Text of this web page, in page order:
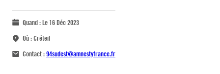
Quand :Le 16 Déc 2023
Où :Créteil
Contact :94sudest@amnestyfrance.fr